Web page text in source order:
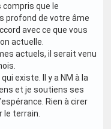
compris que le
profond de votre âme
avec ce que vous
actuelle.
actuels, il serait venu
existe. Il y a NM à la
et je soutiens ses
Rien à cirer
le terrain.